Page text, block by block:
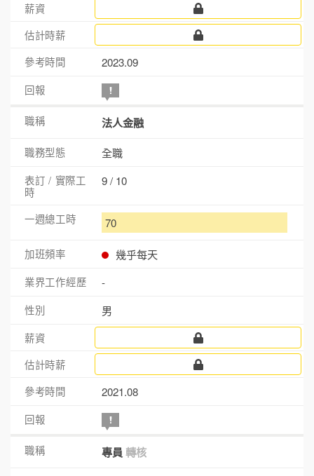
2023.09
法人金融
全職
9 / 10
70
幾乎每天
-
男
2021.08
專員 轉核